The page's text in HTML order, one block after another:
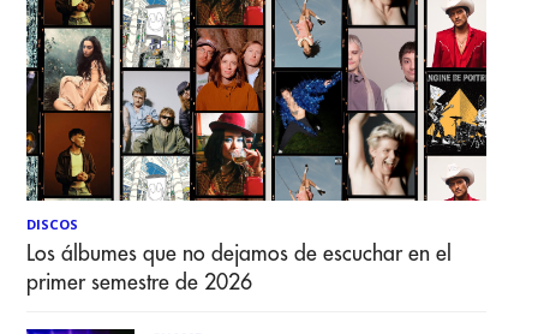
DISCOS
Los álbumes que no dejamos de escuchar en el
primer semestre de 2026